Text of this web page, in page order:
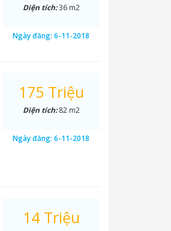
Diện tích:36 m2
Ngày đăng:6-11-2018
175 Triệu
Diện tích:82 m2
Ngày đăng:6-11-2018
14 Triệu